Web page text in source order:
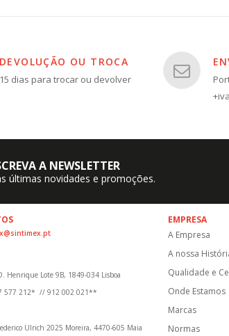
DEVOLUÇÃO OU TROCA
15 dias para trocar ou devolver
A NEWSLETTER
últimas novidades e promoções.
Henrique Lote 9B, 1849-034 Lisboa
577 212* // 912 002 021**
Ulrich 2025 Moreira, 4470-605 Maia
EMPRESA
A Empresa
A nossa
Qualidade e
Onde Estamos
Marcas
Normas